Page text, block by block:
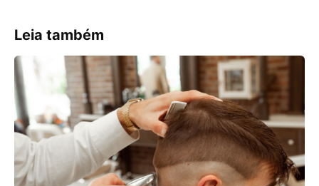
Leia também